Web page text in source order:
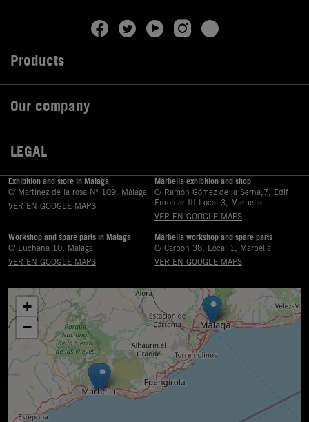
Products
Our company
LEGAL
Exhibition and store in Malaga
C/ Martinez de la rosa Nº 109, Málaga
VER EN GOOGLE MAPS
Marbella exhibition and shop
C/ Ramón Gómez de la Serna,7, Edif
Euromar III Local 3, Marbella
VER EN GOOGLE MAPS
Workshop and spare parts in Malaga
C/ Luchana 10, Málaga
VER EN GOOGLE MAPS
Marbella workshop and spare parts
C/ Carbón 38, Local 1, Marbella
VER EN GOOGLE MAPS
+
−